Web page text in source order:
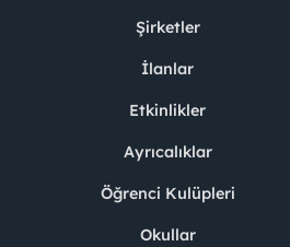
Şirketler
İlanlar
Etkinlikler
Ayrıcalıklar
Öğrenci Kulüpleri
Okullar